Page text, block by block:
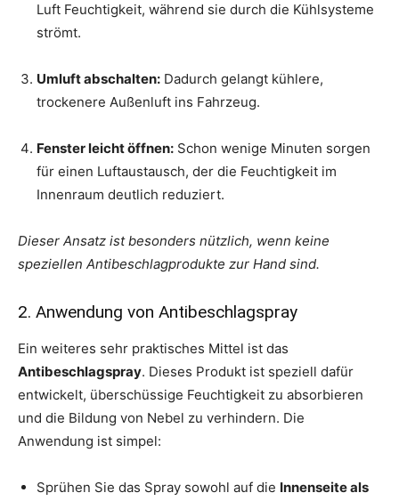
Luft Feuchtigkeit, während sie durch die Kühlsysteme
strömt.
Umluft abschalten: Dadurch gelangt kühlere,
trockenere Außenluft ins Fahrzeug.
Fenster leicht öffnen: Schon wenige Minuten sorgen
für einen Luftaustausch, der die Feuchtigkeit im
Innenraum deutlich reduziert.
Dieser Ansatz ist besonders nützlich, wenn keine
speziellen Antibeschlagprodukte zur Hand sind.
2. Anwendung von Antibeschlagspray
Ein weiteres sehr praktisches Mittel ist das
Antibeschlagspray. Dieses Produkt ist speziell dafür
entwickelt, überschüssige Feuchtigkeit zu absorbieren
und die Bildung von Nebel zu verhindern. Die
Anwendung ist simpel:
Sprühen Sie das Spray sowohl auf die Innenseite als